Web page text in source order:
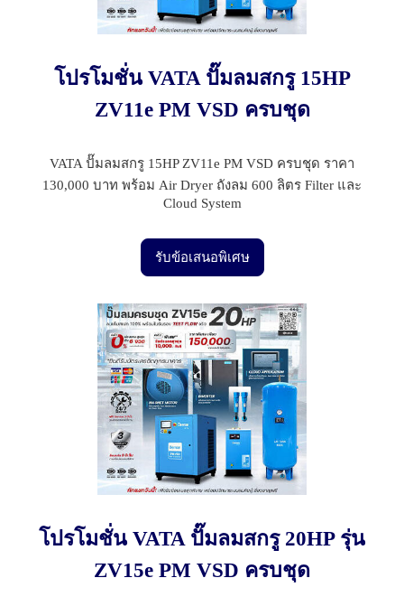
โปรโมชั่น VATA ปั๊มลมสกรู 15HP
ZV11e PM VSD ครบชุด
VATA ปั๊มลมสกรู 15HP ZV11e PM VSD ครบชุด ราคา
130,000 บาท พร้อม Air Dryer ถังลม 600 ลิตร Filter และ
Cloud System
รับข้อเสนอพิเศษ
โปรโมชั่น VATA ปั๊มลมสกรู 20HP รุ่น
ZV15e PM VSD ครบชุด